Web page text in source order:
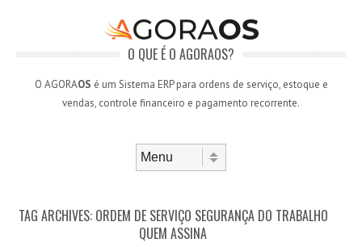
O QUE É O AGORAOS?
O AGORAOS é um Sistema ERP para ordens de serviço, estoque e
vendas, controle financeiro e pagamento recorrente.
TAG ARCHIVES: ORDEM DE SERVIÇO SEGURANÇA DO TRABALHO
QUEM ASSINA